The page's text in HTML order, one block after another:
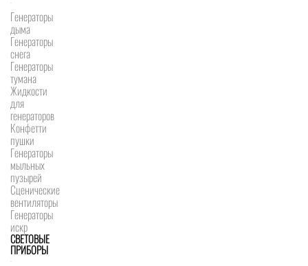
Генераторы
дыма
Генераторы
снега
Генераторы
тумана
Жидкости
для
генераторов
Конфетти
пушки
Генераторы
мыльных
пузырей
Сценические
вентиляторы
Генераторы
искр
СВЕТОВЫЕ
ПРИБОРЫ